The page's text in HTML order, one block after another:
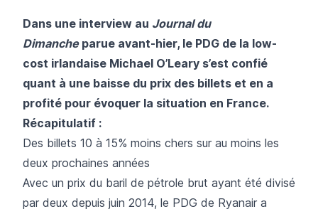
Dans une interview au Journal du
Dimanche parue avant-hier, le PDG de la low-
cost irlandaise Michael O’Leary s’est confié
quant à une baisse du prix des billets et en a
profité pour évoquer la situation en France.
Récapitulatif :
Des billets 10 à 15% moins chers sur au moins les
deux prochaines années
Avec un prix du baril de pétrole brut ayant été divisé
par deux depuis juin 2014, le PDG de Ryanair a